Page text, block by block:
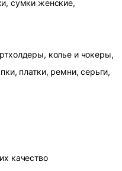
сумки женские,
колье и чокеры,
платки, ремни, серьги,
качество